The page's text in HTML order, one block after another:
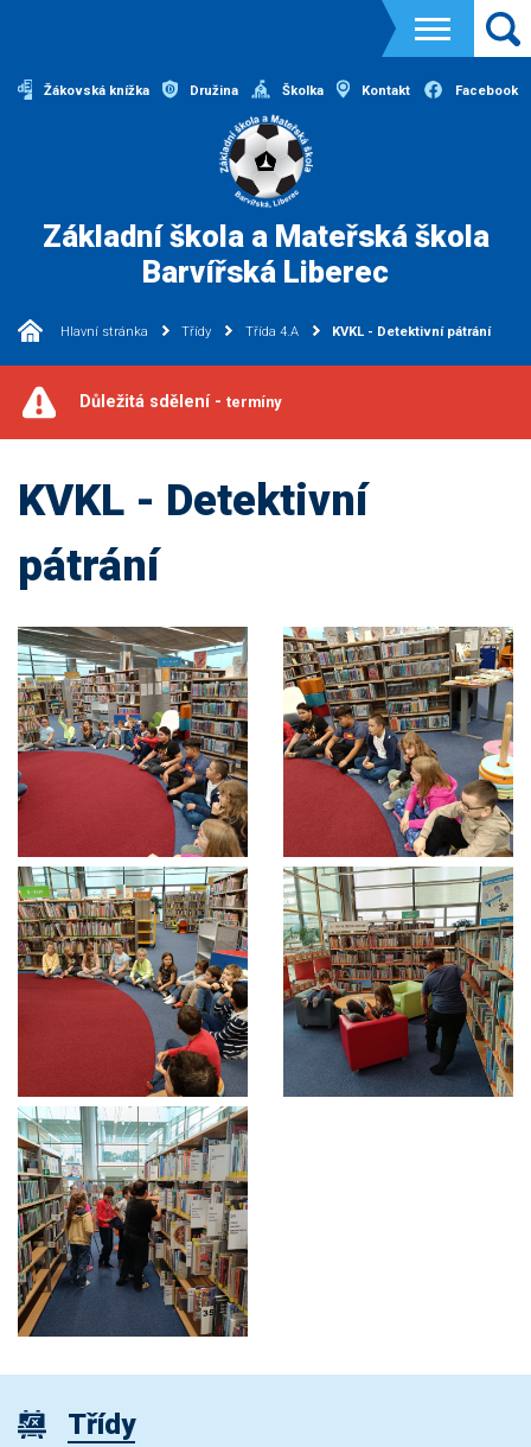
Žákovská knížka Družina Školka Kontakt Facebook
Základní škola a Mateřská škola
Barvířská Liberec
Hlavní stránka Třídy Třída 4.A KVKL - Detektivní pátrání
Důležitá sdělení - termíny
KVKL - Detektivní
pátrání
Třídy